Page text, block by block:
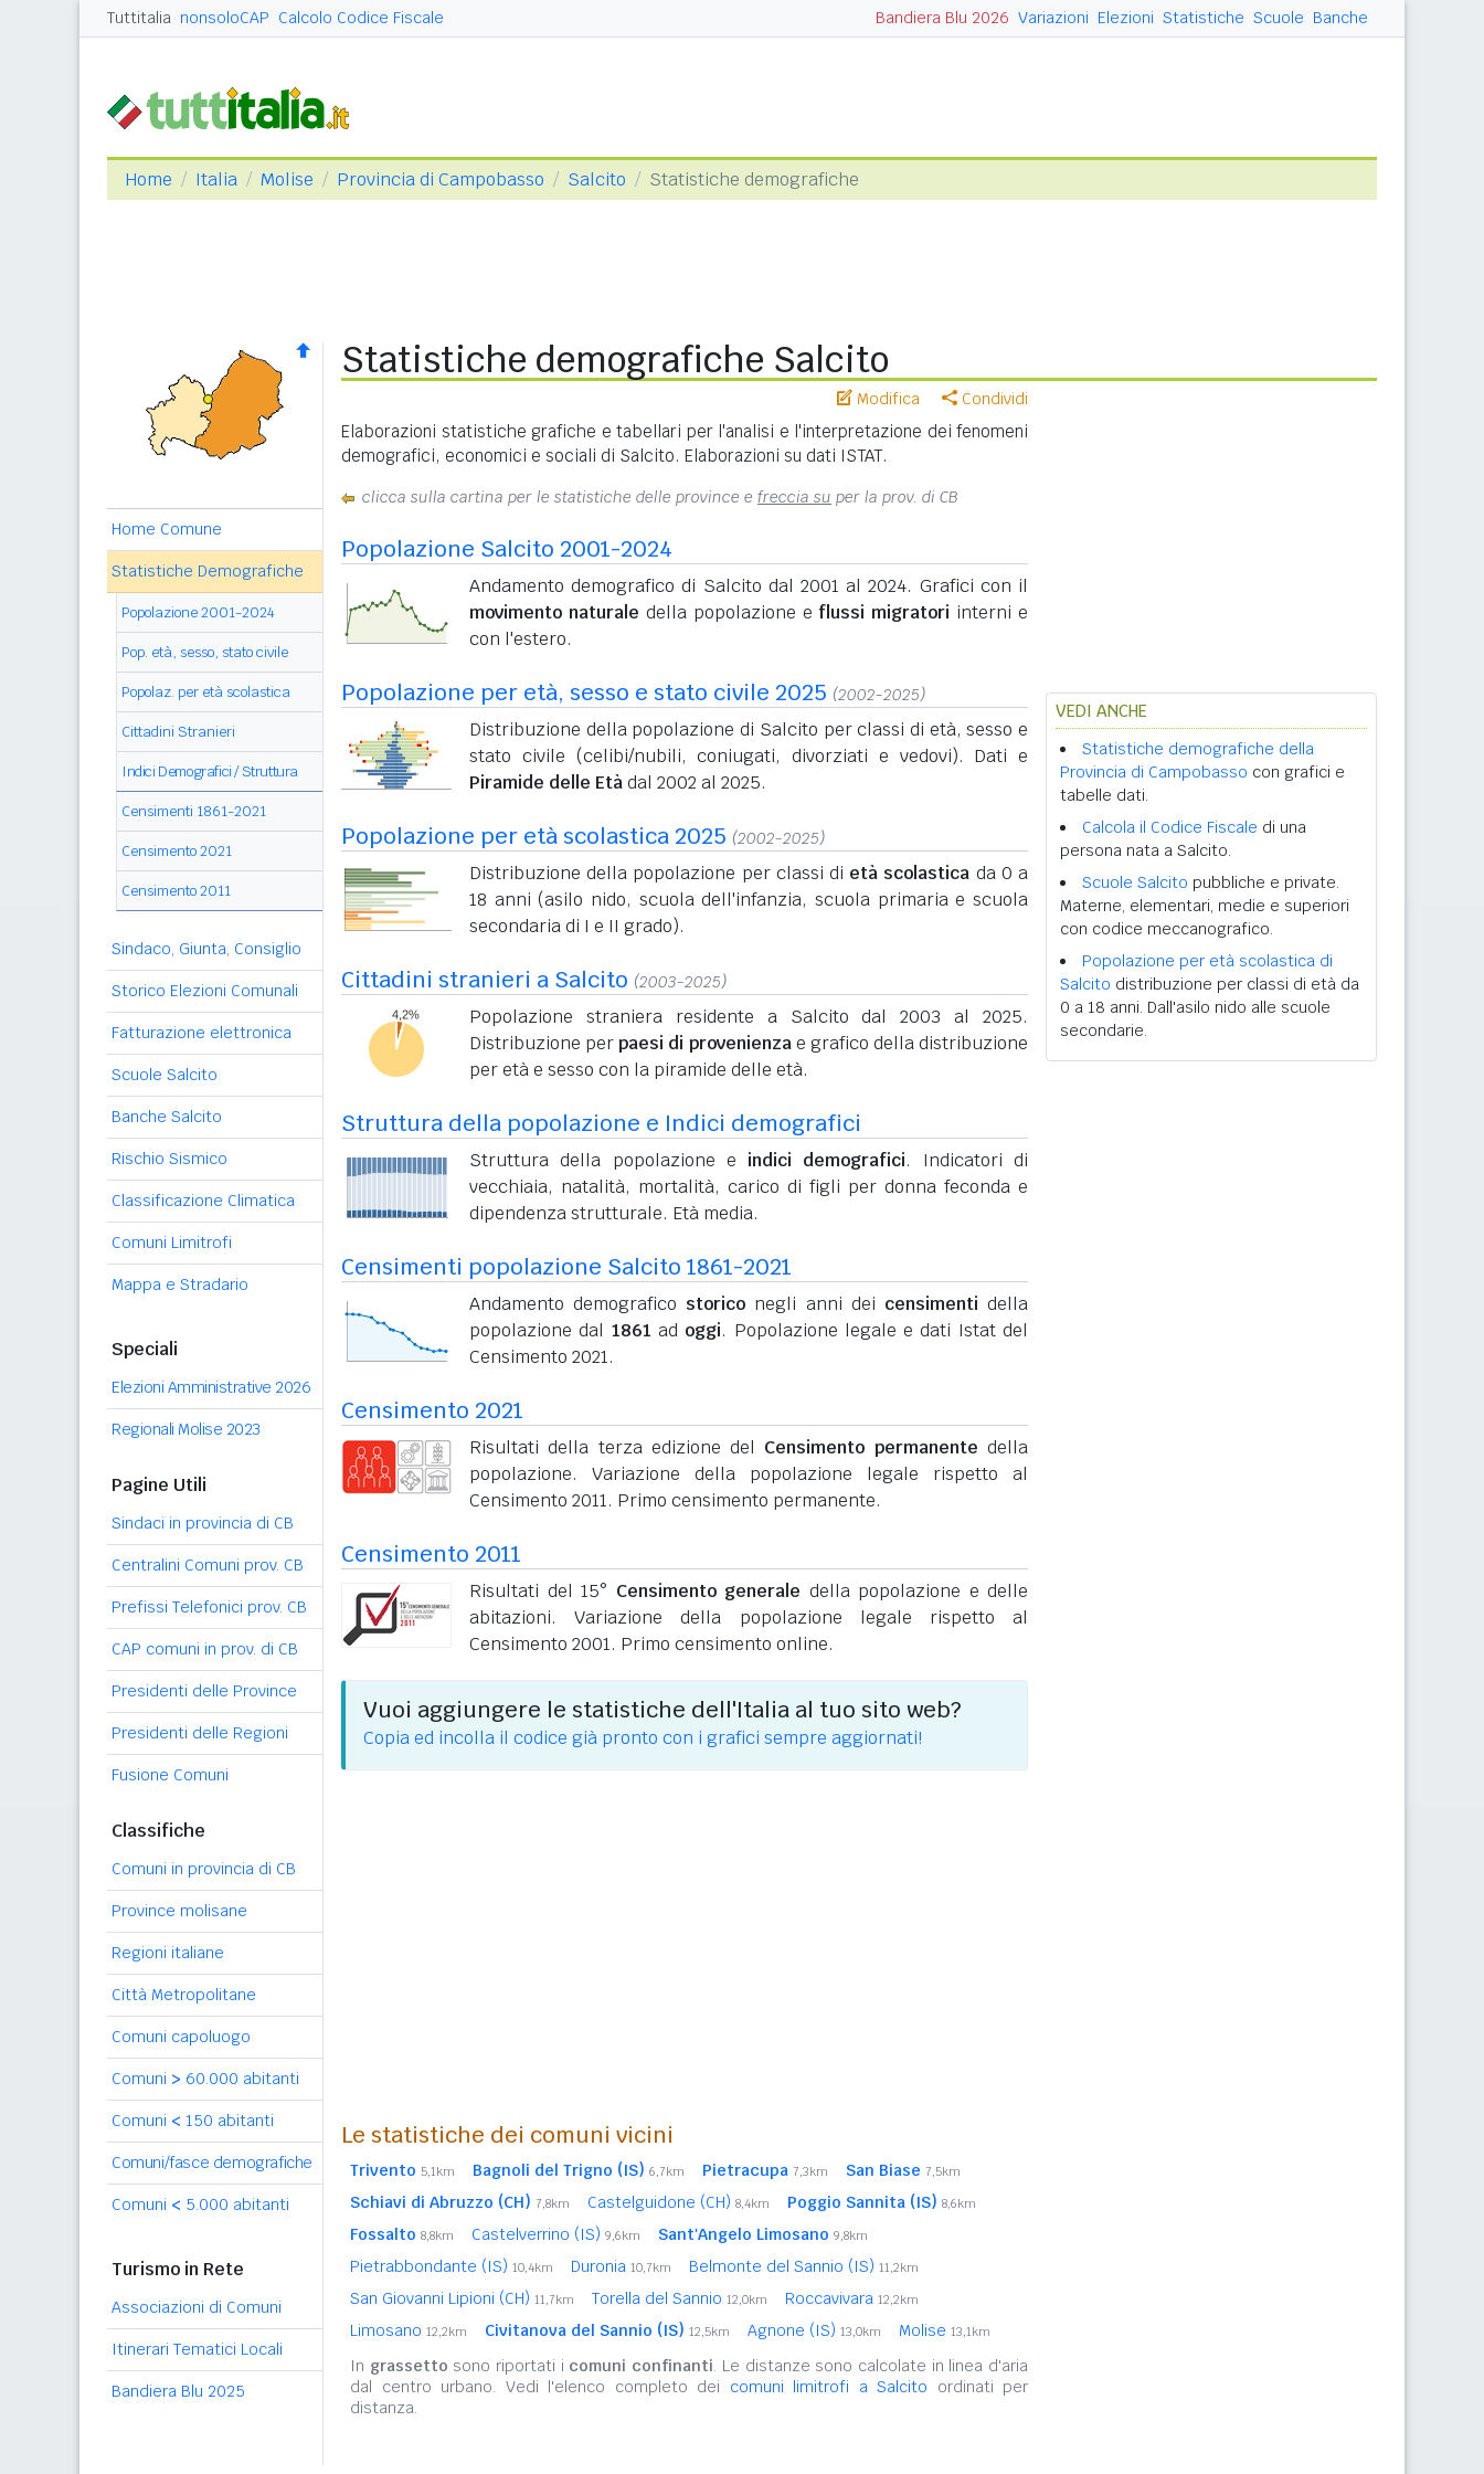
Tuttitalia nonsoloCAP Calcolo Codice Fiscale Bandiera Blu 2026 Variazioni Elezioni Statistiche Scuole Banche
Home Italia Molise Provincia di Campobasso Salcito Statistiche demografiche
Home Comune
Statistiche Demografiche
Popolazione 2001-2024
Pop. età, sesso, stato civile
Popolaz. per età scolastica
Cittadini Stranieri
Indici Demografici / Struttura
Censimenti 1861-2021
Censimento 2021
Censimento 2011
Sindaco, Giunta, Consiglio
Storico Elezioni Comunali
Fatturazione elettronica
Scuole Salcito
Banche Salcito
Rischio Sismico
Classificazione Climatica
Comuni Limitrofi
Mappa e Stradario
Speciali
Elezioni Amministrative 2026
Regionali Molise 2023
Pagine Utili
Sindaci in provincia di CB
Centralini Comuni prov. CB
Prefissi Telefonici prov. CB
CAP comuni in prov. di CB
Presidenti delle Province
Presidenti delle Regioni
Fusione Comuni
Classifiche
Comuni in provincia di CB
Province molisane
Regioni italiane
Città Metropolitane
Comuni capoluogo
Comuni > 60.000 abitanti
Comuni < 150 abitanti
Comuni/fasce demografiche
Comuni < 5.000 abitanti
Turismo in Rete
Associazioni di Comuni
Itinerari Tematici Locali
Bandiera Blu 2025
Statistiche demografiche Salcito
Modifica Condividi
Elaborazioni statistiche grafiche e tabellari per l'analisi e l'interpretazione dei fenomeni
demografici, economici e sociali di Salcito. Elaborazioni su dati ISTAT.
clicca sulla cartina per le statistiche delle province e freccia su per la prov. di CB
Popolazione Salcito 2001-2024
Andamento demografico di Salcito dal 2001 al 2024. Grafici con il
movimento naturale della popolazione e flussi migratori interni e
con l'estero.
Popolazione per età, sesso e stato civile 2025 (2002-2025)
Distribuzione della popolazione di Salcito per classi di età, sesso e
stato civile (celibi/nubili, coniugati, divorziati e vedovi). Dati e
Piramide delle Etàdal 2002 al 2025.
Popolazione per età scolastica 2025 (2002-2025)
Distribuzione della popolazione per classi di età scolastica da 0 a
18 anni (asilo nido, scuola dell'infanzia, scuola primaria e scuola
secondaria di I e II grado).
Cittadini stranieri a Salcito (2003-2025)
Popolazione straniera residente a Salcito dal 2003 al 2025.
Distribuzione perpaesi di provenienzae grafico della distribuzione
per età e sesso con la piramide delle età.
Struttura della popolazione e Indici demografici
Struttura della popolazione e indici demografici. Indicatori di
vecchiaia, natalità, mortalità, carico di figli per donna feconda e
dipendenza strutturale. Età media.
Censimenti popolazione Salcito 1861-2021
Andamento demografico storico negli anni dei censimenti della
popolazione dal 1861 ad oggi. Popolazione legale e dati Istat del
Censimento 2021.
Censimento 2021
Risultati della terza edizione del Censimento permanente della
popolazione. Variazione della popolazione legale rispetto al
Censimento 2011. Primo censimento permanente.
Censimento 2011
Risultati del 15° Censimento generale della popolazione e delle
abitazioni. Variazione della popolazione legale rispetto al
Censimento 2001. Primo censimento online.
Vuoi aggiungere le statistiche dell'Italia al tuo sito web?
Copia ed incolla il codice già pronto con i grafici sempre aggiornati!
Le statistiche dei comuni vicini
Trivento 5,1km Bagnoli del Trigno (IS) 6,7km Pietracupa 7,3km San Biase 7,5km
Schiavi di Abruzzo (CH) 7,8km Castelguidone (CH) 8,4km Poggio Sannita (IS) 8,6km
Fossalto 8,8km Castelverrino (IS) 9,6km Sant'Angelo Limosano 9,8km
Pietrabbondante (IS) 10,4km Duronia 10,7km Belmonte del Sannio (IS) 11,2km
San Giovanni Lipioni (CH) 11,7km Torella del Sannio 12,0km Roccavivara 12,2km
Limosano 12,2km Civitanova del Sannio (IS) 12,5km Agnone (IS) 13,0km Molise 13,1km
In grassetto sono riportati i comuni confinanti. Le distanze sono calcolate in linea d'aria
dal centro urbano. Vedi l'elenco completo dei comuni limitrofi a Salcito ordinati per
distanza.
VEDI ANCHE
Statistiche demografiche della
Provincia di Campobasso con grafici e
tabelle dati.
Calcola il Codice Fiscale di una
persona nata a Salcito.
Scuole Salcito pubbliche e private.
Materne, elementari, medie e superiori
con codice meccanografico.
Popolazione per età scolastica di
Salcito distribuzione per classi di età da
0 a 18 anni. Dall'asilo nido alle scuole
secondarie.